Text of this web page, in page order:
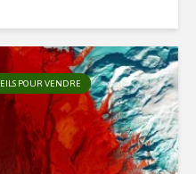
POUR VENDRE